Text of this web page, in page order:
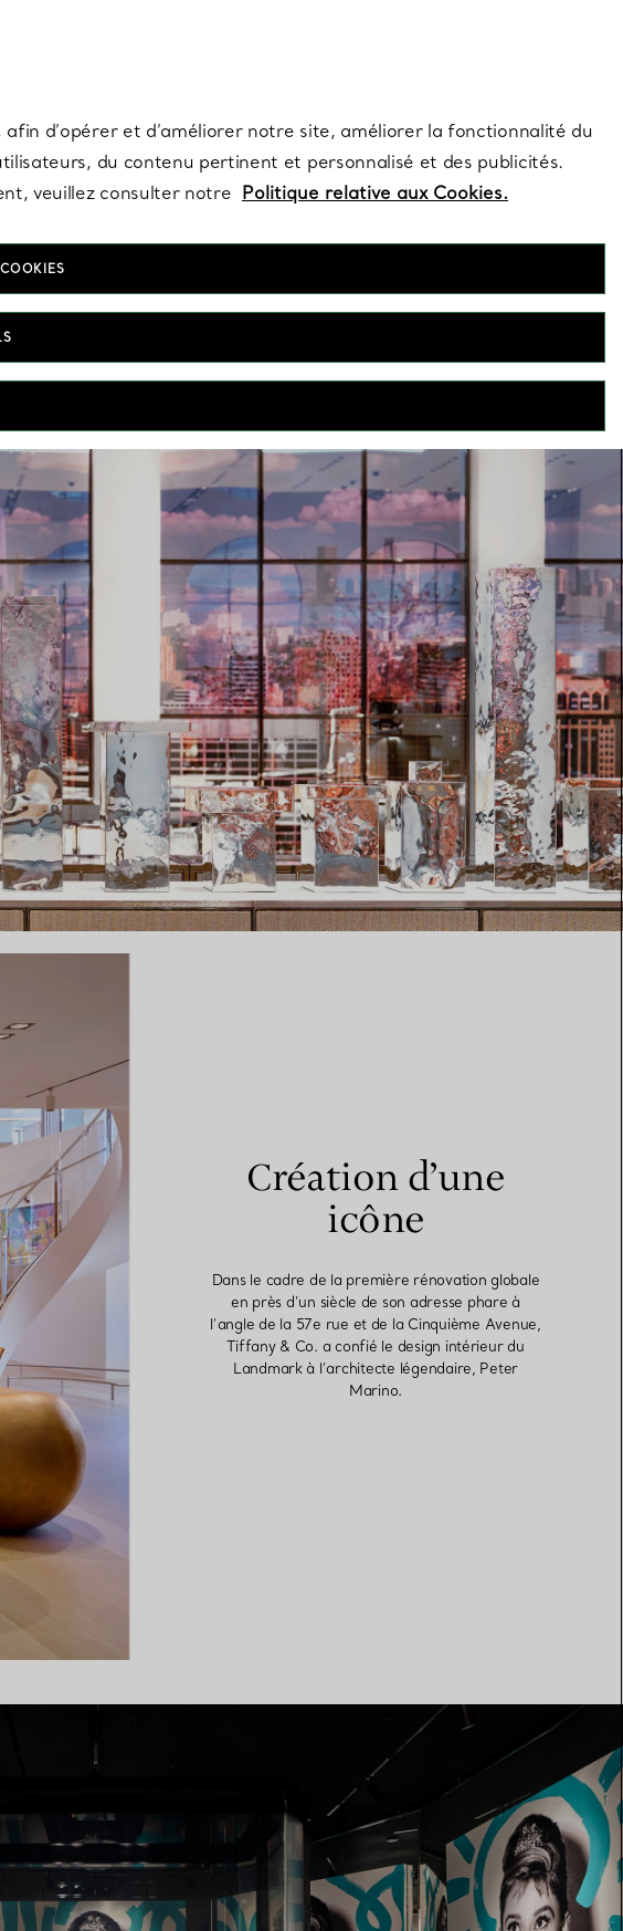
Elsa Peretti®
Comment assortir alliance et
bague de fiançailles
Création d’une
icône
Dans le cadre de la première rénovation globale
en près d’un siècle de son adresse phare à
l’angle de la 57e rue et de la Cinquième Avenue,
Tiffany & Co. a confié le design intérieur du
Landmark à l’architecte légendaire, Peter
Marino.
d’opérer et d’améliorer notre site, améliorer la fonctionnalité du
du contenu pertinent et personnalisé et des publicités.
veuillez consulter notre Politique relative aux Cookies.